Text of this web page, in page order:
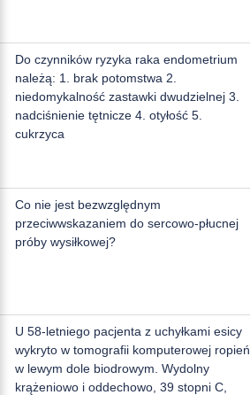
Do czynników ryzyka raka endometrium
należą: 1. brak potomstwa 2.
niedomykalność zastawki dwudzielnej 3.
nadciśnienie tętnicze 4. otyłość 5.
cukrzyca
Co nie jest bezwzględnym
przeciwwskazaniem do sercowo-płucnej
próby wysiłkowej?
U 58-letniego pacjenta z uchyłkami esicy
wykryto w tomografii komputerowej ropień
w lewym dole biodrowym. Wydolny
krążeniowo i oddechowo, 39 stopni C,